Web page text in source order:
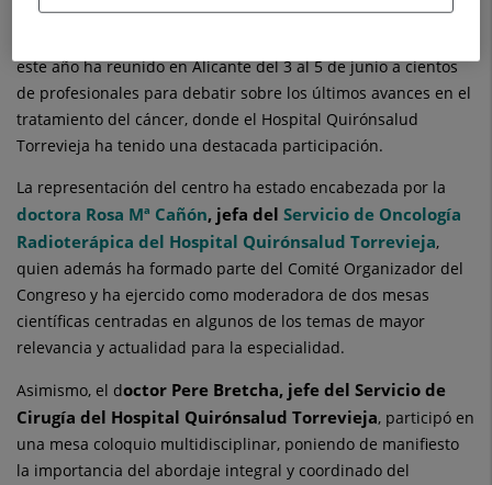
Española de Oncología Radioterápica (SEOR), considerado el
este año ha reunido en Alicante del 3 al 5 de junio a cientos
de profesionales para debatir sobre los últimos avances en el
tratamiento del cáncer, donde el Hospital Quirónsalud
Torrevieja ha tenido una destacada participación.
La representación del centro ha estado encabezada por la
doctora Rosa Mª Cañón, jefa del Servicio de Oncología
Radioterápica del Hospital Quirónsalud Torrevieja,
quien además ha formado parte del Comité Organizador del
Congreso y ha ejercido como moderadora de dos mesas
científicas centradas en algunos de los temas de mayor
relevancia y actualidad para la especialidad.
Asimismo, el doctor Pere Bretcha, jefe del Servicio de
Cirugía del Hospital Quirónsalud Torrevieja, participó en
una mesa coloquio multidisciplinar, poniendo de manifiesto
la importancia del abordaje integral y coordinado del